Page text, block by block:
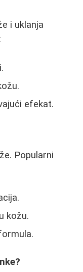
i uklanja
efekat.
Popularni
kožu.